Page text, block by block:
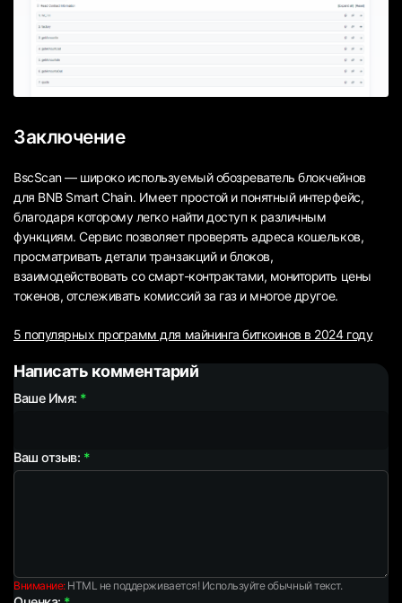
Заключение
BscScan — широко используемый обозреватель блокчейнов
для BNB Smart Chain. Имеет простой и понятный интерфейс,
благодаря которому легко найти доступ к различным
функциям. Сервис позволяет проверять адреса кошельков,
просматривать детали транзакций и блоков,
взаимодействовать со смарт-контрактами, мониторить цены
токенов, отслеживать комиссий за газ и многое другое.
5 популярных программ для майнинга биткоинов в 2024 году
Написать комментарий
Ваше Имя:
Ваш отзыв:
Внимание:HTML не поддерживается! Используйте обычный текст.